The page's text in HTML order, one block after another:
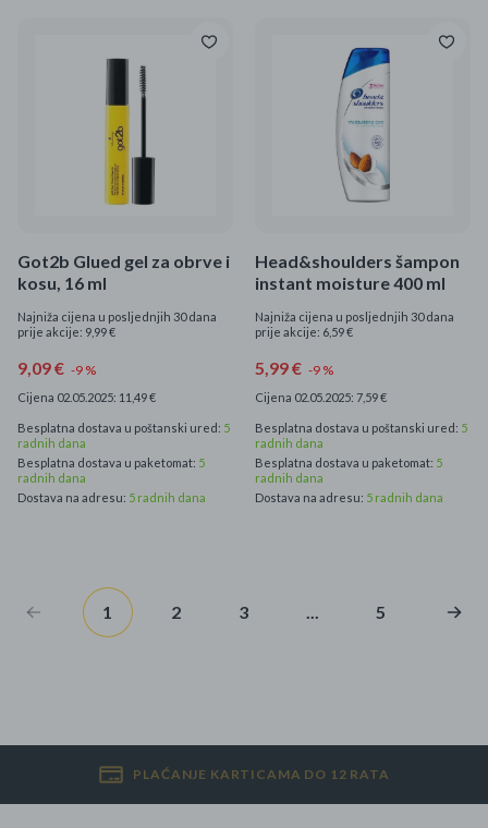
Got2b Glued gel za obrve i
kosu, 16 ml
Najniža cijena u posljednjih 30 dana
prije akcije: 9,99 €
9,09 € -9 %
Cijena 02.05.2025: 11,49 €
Besplatna dostava u poštanski ured: 5
radnih dana
Besplatna dostava u paketomat: 5
radnih dana
Dostava na adresu: 5 radnih dana
Head&shoulders šampon
instant moisture 400 ml
Najniža cijena u posljednjih 30 dana
prije akcije: 6,59 €
5,99 € -9 %
Cijena 02.05.2025: 7,59 €
Besplatna dostava u poštanski ured: 5
radnih dana
Besplatna dostava u paketomat: 5
radnih dana
Dostava na adresu: 5 radnih dana
1 2 3 ... 5
PLAĆANJE KARTICAMA DO 12 RATA